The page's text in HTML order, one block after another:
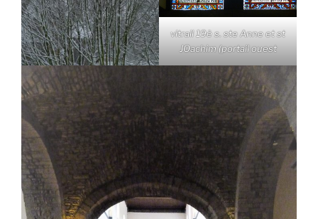
vitrail 19è s. ste Anne et st
JOachim (portail ouest